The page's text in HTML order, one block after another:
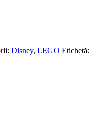
Disney, LEGO Etichetă: